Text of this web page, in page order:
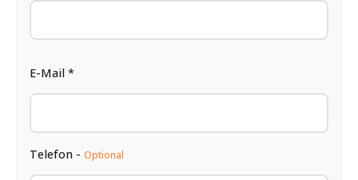
E-Mail *
Telefon - Optional